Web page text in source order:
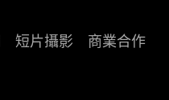
短片攝影 商業合作